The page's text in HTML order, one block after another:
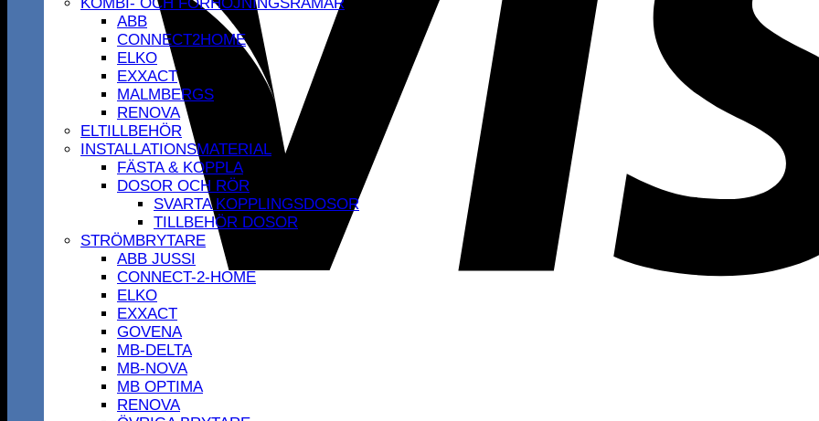
ABB
CONNECT2HOME
ELKO
EXXACT
MALMBERGS
RENOVA
ELTILLBEHÖR
INSTALLATIONSMATERIAL
FÄSTA & KOPPLA
DOSOR OCH RÖR
SVARTA KOPPLINGSDOSOR
TILLBEHÖR DOSOR
STRÖMBRYTARE
ABB JUSSI
CONNECT-2-HOME
ELKO
EXXACT
GOVENA
MB-DELTA
MB-NOVA
MB OPTIMA
RENOVA